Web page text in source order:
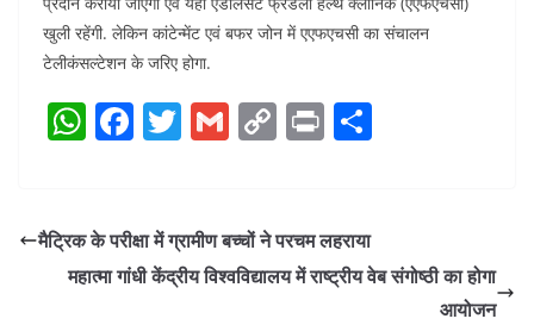
खुली रहेंगी. लेकिन कांटेन्मेंट एवं बफर जोन में एएफएचसी का संचालन
टेलीकंसल्टेशन के जरिए होगा.
W
s
A
F
e
b
T
er
G
l
C
y
Li
Pr
मैट्रिक के परीक्षा में ग्रामीण बच्चों ने परचम लहराया
महात्मा गांधी केंद्रीय विश्वविद्यालय में राष्ट्रीय वेब संगोष्ठी का होगा
आयोजन